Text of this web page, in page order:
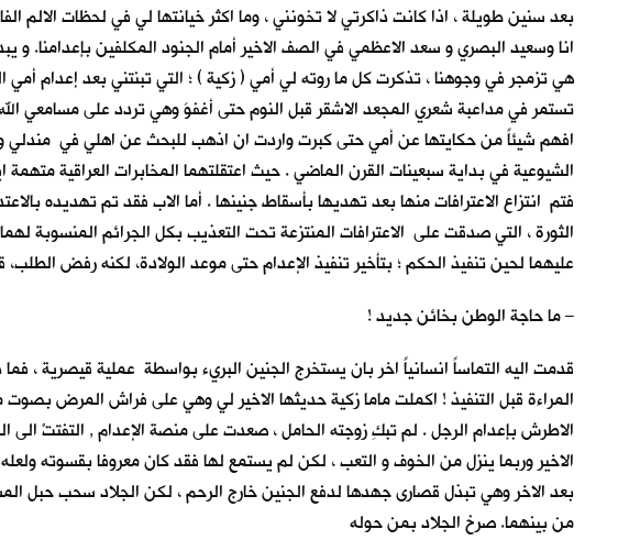
بعد سنين طويلة ، اذا كانت ذاكرتي لا تخونني ، وما اكثر خيانتها لي في لحظات الالم
انا وسعيد البصري و سعد الاعظمي في الصف الاخير أمام الجنود المكلفين
هي تزمجر في وجوهنا ، تذكرت كل ما روته لي أمي ( زكية ) ؛ التي تبنتني بعد إعدام
تستمر في مداعبة شعري المجعد الاشقر قبل النوم حتى أغفوَ وهي تردد على مسامعي
افهم شيئاً من حكايتها عن أمي حتى كبرت واردت ان اذهب للبحث عن اهلي في مندلي
الشيوعية في بداية سبعينات القرن الماضي . حيث اعتقلتهما المخابرات العراقية
فتم انتزاع الاعترافات منها بعد تهديها بأسقاط جنينها . أما الاب فقد تم تهديده
الثورة ، التي صدقت على الاعترافات المنتزعة تحت التعذيب بكل الجرائم المنسوبة
عليهما لحين تنفيذ الحكم ؛ بتأخير تنفيذ الإعدام حتى موعد الولادة، لكنه رفض الطلب،
– ما حاجة الوطن بخائن جديد !
قدمت اليه التماساً انسانياً اخر بان يستخرج الجنين البريء بواسطة عملية قيصرية ،
المراءة قبل التنفيذ ! اكملت ماما زكية حديثها الاخير لي وهي على فراش المرض
الاطرش بإعدام الرجل . لم تبكِ زوجته الحامل ، صعدت على منصة الإعدام , التفتتْ
الاخير وربما ينزل من الخوف و التعب ، لكن لم يستمع لها فقد كان معروفا بقسوته
بعد الاخر وهي تبذل قصارى جهدها لدفع الجنين خارج الرحم ، لكن الجلاد سحب حبل
من بينهما. صرخ الجلاد بمن حوله